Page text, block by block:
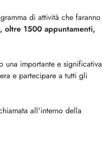
di attività che faranno
1500 appuntamenti,
una importante e significativa
e partecipare a tutti gli
all'interno della